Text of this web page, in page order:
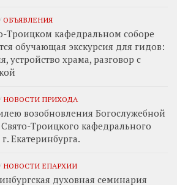
/ ОБЪЯВЛЕНИЯ
Троицком кафедральном соборе
обучающая экскурсия для гидов:
устройство храма, разговор с
/ НОВОСТИ ПРИХОДА
возобновления Богослужебной
Троицкого кафедрального
Екатеринбурга.
/ НОВОСТИ ЕПАРХИИ
духовная семинария